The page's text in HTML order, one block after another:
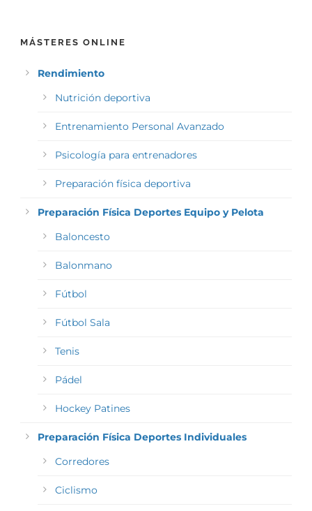
MÁSTERES ONLINE
Rendimiento
Nutrición deportiva
Entrenamiento Personal Avanzado
Psicología para entrenadores
Preparación física deportiva
Preparación Física Deportes Equipo y Pelota
Baloncesto
Balonmano
Fútbol
Fútbol Sala
Tenis
Pádel
Hockey Patines
Preparación Física Deportes Individuales
Corredores
Ciclismo